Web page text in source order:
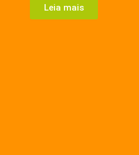
Leia mais